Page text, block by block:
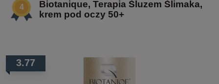
Biotanique, Terapia Śluzem Ślimaka,
krem pod oczy 50+
3.77